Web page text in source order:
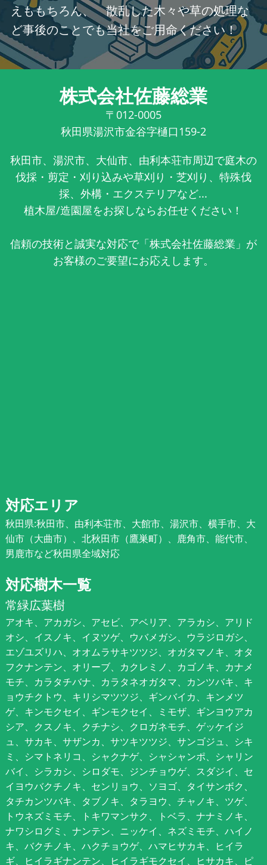
えももちろん、 散乱した木々や草の処理な
ど事後のことでも当社をご用命ください！
株式会社佐藤総業
〒012-0005
秋田県湯沢市金谷字樋口159-2
秋田市、湯沢市、大仙市、由利本荘市周辺で庭木の
伐採・剪定・刈り込みや草刈り・芝刈り、特殊伐
採、外構・エクステリアなど...
植木屋/造園屋をお探しならお任せください！
信頼の技術と誠実な対応で「株式会社佐藤総業」が
お客様のご要望にお応えします。
対応エリア
秋田県:秋田市、由利本荘市、大館市、湯沢市、横手市、大
仙市（大曲市）、北秋田市（鷹巣町）、鹿角市、能代市、
男鹿市など秋田県全域対応
対応樹木一覧
常緑広葉樹
アオキ、アカガシ、アセビ、アベリア、アラカシ、アリド
オシ、イスノキ、イヌツゲ、ウバメガシ、ウラジロガシ、
エゾユズリハ、オオムラサキツツジ、オガタマノキ、オタ
フクナンテン、オリーブ、カクレミノ、カゴノキ、カナメ
モチ、カラタチバナ、カラタネオガタマ、カンツバキ、キ
ョウチクトウ、キリシマツツジ、ギンバイカ、キンメツ
ゲ、キンモクセイ、ギンモクセイ、ミモザ、ギンヨウアカ
シア、クスノキ、クチナシ、クロガネモチ、ゲッケイジ
ュ、サカキ、サザンカ、サツキツツジ、サンゴジュ、シキ
ミ、シマトネリコ、シャクナゲ、シャシャンポ、シャリン
バイ、シラカシ、シロダモ、ジンチョウゲ、スダジイ、セ
イヨウバクチノキ、センリョウ、ソヨゴ、タイサンボク、
タチカンツバキ、タブノキ、タラヨウ、チャノキ、ツゲ、
トウネズミモチ、トキワマンサク、トベラ、ナナミノキ、
ナワシログミ、ナンテン、ニッケイ、ネズミモチ、ハイノ
キ、バクチノキ、ハクチョウゲ、ハマヒサカキ、ヒイラ
ギ、ヒイラギナンテン、ヒイラギモクセイ、ヒサカキ、ピ